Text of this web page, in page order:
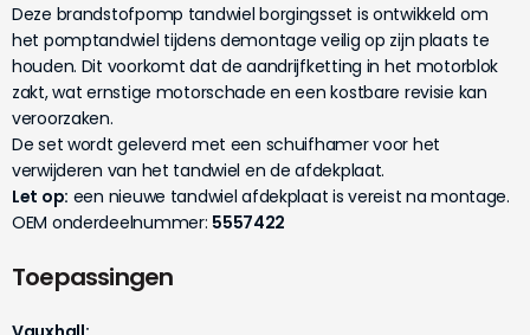
Deze brandstofpomp tandwiel borgingsset is ontwikkeld om
het pomptandwiel tijdens demontage veilig op zijn plaats te
houden. Dit voorkomt dat de aandrijfketting in het motorblok
zakt, wat ernstige motorschade en een kostbare revisie kan
veroorzaken.
De set wordt geleverd met een schuifhamer voor het
verwijderen van het tandwiel en de afdekplaat.
Let op: een nieuwe tandwiel afdekplaat is vereist na montage.
OEM onderdeelnummer: 5557422
Toepassingen